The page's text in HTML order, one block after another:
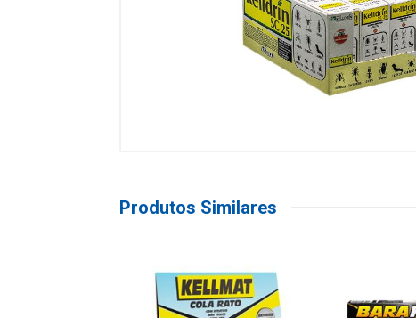
Produtos Similares